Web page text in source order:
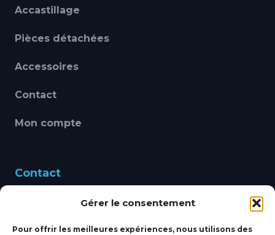
Gérer le consentement
Pour offrir les meilleures expériences, nous utilisons des
Accastillage
Pièces détachées
Accessoires
Contact
Mon compte
Contact
460 Avenue Alain Le